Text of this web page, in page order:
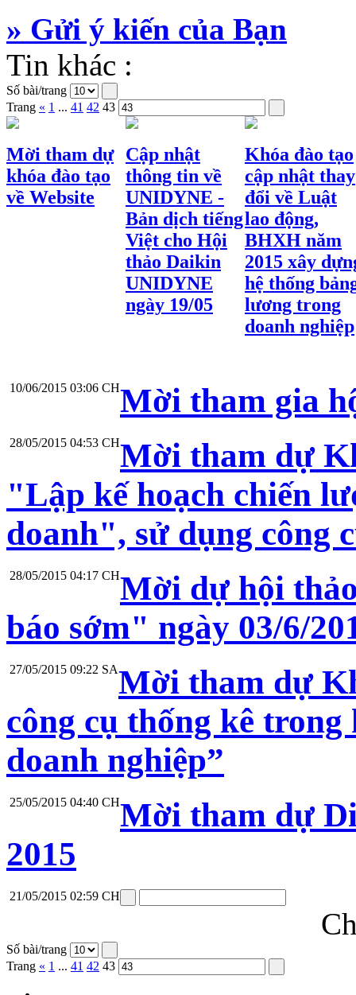
» Gửi ý kiến của Bạn
Tin khác :
Số bài/trang
Trang « 1 ... 41 42 43
Mời tham dự
khóa đào tạo
về Website
Cập nhật
thông tin về
UNIDYNE -
Bản dịch tiếng
Việt cho Hội
thảo Daikin
UNIDYNE
ngày 19/05
Khóa đào tạo
cập nhật thay
đổi về Luật
lao động,
BHXH năm
2015 xây
hệ thống
lương trong
doanh nghiệp
10/06/2015 03:06 CHMời tham gia
28/05/2015 04:53 CHMời tham dự
"Lập kế hoạch chiến
doanh", sử dụng công
28/05/2015 04:17 CHMời dự hội
báo sớm" ngày 03/6/
27/05/2015 09:22 SAMời tham dự
công cụ thống kê
doanh nghiệp”
25/05/2015 04:40 CHMời tham dự
2015
21/05/2015 02:59 CH
Số bài/trang
Trang « 1 ... 41 42 43